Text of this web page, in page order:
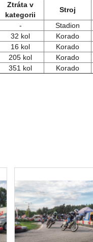
Ztráta v
kategorii
Stroj
- Stadion
32 kol Korado
16 kol Korado
205 kol Korado
351 kol Korado